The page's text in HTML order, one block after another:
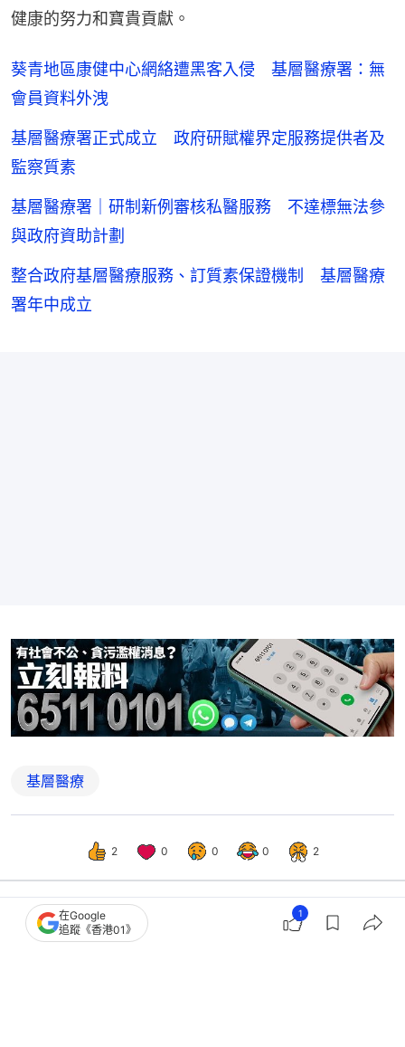
健康的努力和寶貴貢獻。
葵青地區康健中心網絡遭黑客入侵 基層醫療署：無
會員資料外洩
基層醫療署正式成立 政府研賦權界定服務提供者及
監察質素
基層醫療署｜研制新例審核私醫服務 不達標無法參
與政府資助計劃
整合政府基層醫療服務、訂質素保證機制 基層醫療
署年中成立
基層醫療
2 0 0 0 2
觀點 01論壇
在Google
追蹤《香港01》
1